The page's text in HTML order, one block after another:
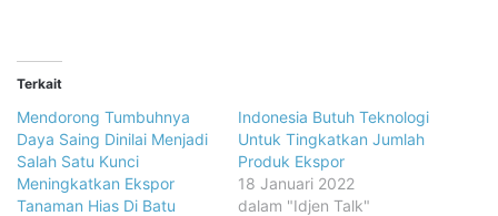
Terkait
Mendorong Tumbuhnya
Daya Saing Dinilai Menjadi
Salah Satu Kunci
Meningkatkan Ekspor
Tanaman Hias Di Batu
Indonesia Butuh Teknologi
Untuk Tingkatkan Jumlah
Produk Ekspor
18 Januari 2022
dalam "Idjen Talk"